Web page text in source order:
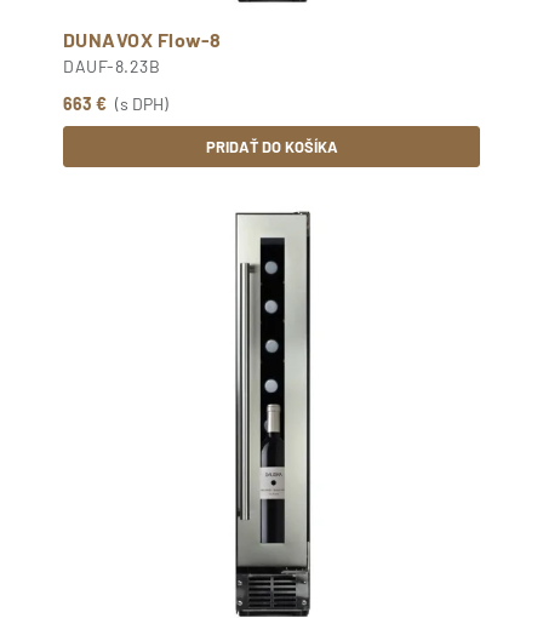
DUNAVOX Flow-8
DAUF-8.23B
663 € (s DPH)
PRIDAŤ DO KOŠÍKA